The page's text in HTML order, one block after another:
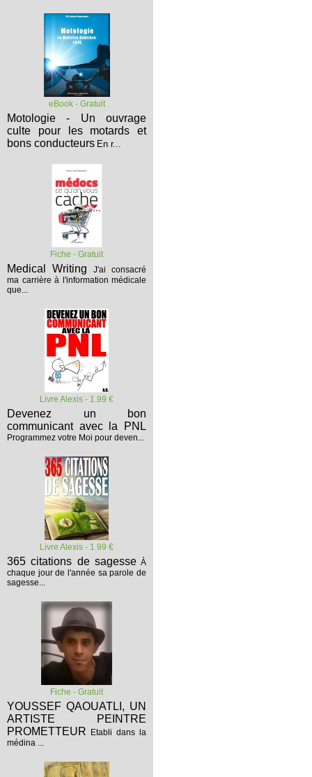
eBook - Gratuit
Motologie - Un ouvrage
culte pour les motards et
bons conducteurs En r...
Fiche - Gratuit
Medical Writing
J'ai consacré
ma carrière à l'information médicale
que...
Livre Alexis - 1.99 €
Devenez un bon
communicant avec la PNL
Programmez votre Moi pour deven...
Livre Alexis - 1.99 €
365 citations de sagesse À
chaque jour de l'année sa parole de
sagesse...
Fiche - Gratuit
YOUSSEF QAOUATLI, UN
ARTISTE PEINTRE
PROMETTEUR
Etabli dans la
médina ...